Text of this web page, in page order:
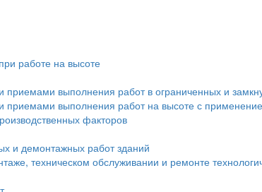
работе на высоте
выполнения работ в ограниченных и
выполнения работ на высоте с
факторов
и демонтажных работ зданий
техническом обслуживании и ремонте